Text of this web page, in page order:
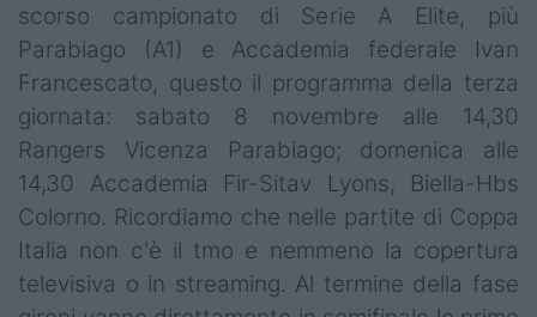
scorso campionato di Serie A Elite, più
Parabiago (A1) e Accademia federale Ivan
Francescato, questo il programma della terza
giornata: sabato 8 novembre alle 14,30
Rangers Vicenza Parabiago; domenica alle
14,30 Accademia Fir-Sitav Lyons, Biella-Hbs
Colorno. Ricordiamo che nelle partite di Coppa
Italia non c'è il tmo e nemmeno la copertura
televisiva o in streaming. Al termine della fase